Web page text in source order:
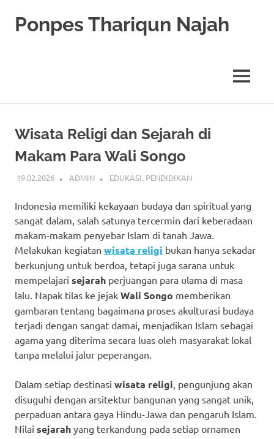
Ponpes Thariqun Najah
MENU
Wisata Religi dan Sejarah di
Makam Para Wali Songo
19.02.2026 ADMIN EDUKASI, PENDIDIKAN
Indonesia memiliki kekayaan budaya dan spiritual yang
sangat dalam, salah satunya tercermin dari keberadaan
makam-makam penyebar Islam di tanah Jawa.
Melakukan kegiatan wisata religi bukan hanya sekadar
berkunjung untuk berdoa, tetapi juga sarana untuk
mempelajari sejarah perjuangan para ulama di masa
lalu. Napak tilas ke jejak Wali Songo memberikan
gambaran tentang bagaimana proses akulturasi budaya
terjadi dengan sangat damai, menjadikan Islam sebagai
agama yang diterima secara luas oleh masyarakat lokal
tanpa melalui jalur peperangan.
Dalam setiap destinasi wisata religi , pengunjung akan
disuguhi dengan arsitektur bangunan yang sangat unik,
perpaduan antara gaya Hindu-Jawa dan pengaruh Islam.
Nilai sejarah yang terkandung pada setiap ornamen